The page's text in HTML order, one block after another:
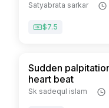
Satyabrata sarkar
$7.5
Sudden
heart beat
Sk sadequl islam